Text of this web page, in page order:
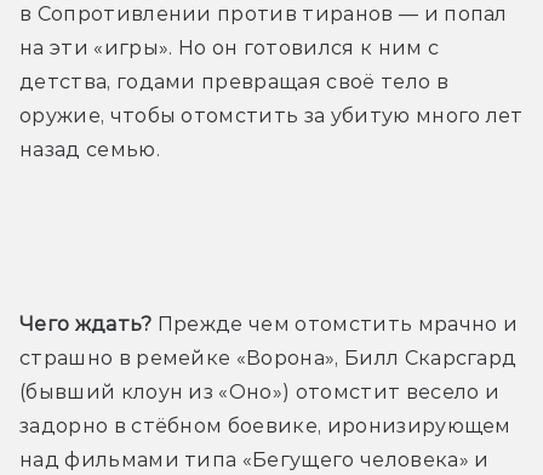
в Сопротивлении против тиранов — и попал
на эти «игры». Но он готовился к ним с
детства, годами превращая своё тело в
оружие, чтобы отомстить за убитую много лет
назад семью.
Чего ждать? Прежде чем отомстить мрачно и
страшно в ремейке «Ворона», Билл Скарсгард
(бывший клоун из «Оно») отомстит весело и
задорно в стёбном боевике, иронизирующем
над фильмами типа «Бегущего человека» и